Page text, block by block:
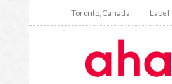
Toronto, Canada Label